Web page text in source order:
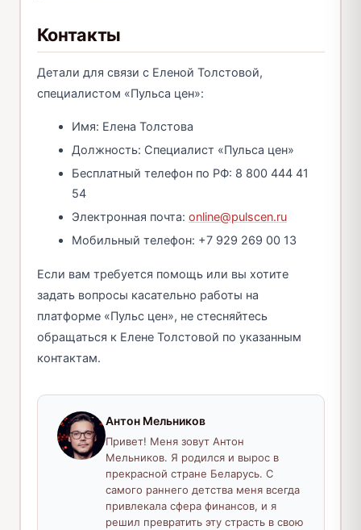
Контакты
Детали для связи с Еленой Толстовой,
специалистом «Пульса цен»:
Имя: Елена Толстова
Должность: Специалист «Пульса цен»
Бесплатный телефон по РФ: 8 800 444 41
54
Электронная почта: online@pulscen.ru
Мобильный телефон: +7 929 269 00 13
Если вам требуется помощь или вы хотите
задать вопросы касательно работы на
платформе «Пульс цен», не стесняйтесь
обращаться к Елене Толстовой по указанным
контактам.
Антон Мельников
Привет! Меня зовут Антон
Мельников. Я родился и вырос в
прекрасной стране Беларусь. С
самого раннего детства меня всегда
привлекала сфера финансов, и я
решил превратить эту страсть в свою